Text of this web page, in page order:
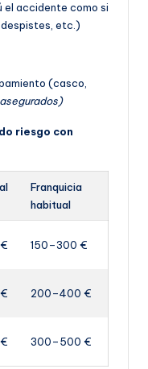
el accidente como si
etc.)
(casco,
riesgo con
Franquicia
habitual
150–300 €
200–400 €
300–500 €